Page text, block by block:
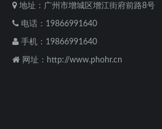
地址：广州市增城区增江街府前路8号
电话：19866991640
手机：19866991640
网址：http://www.phohr.cn